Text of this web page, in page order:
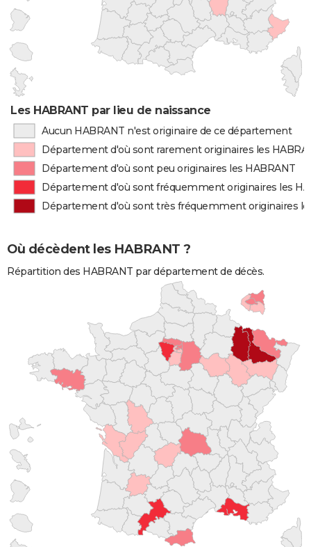
Les HABRANT par lieu de naissance
Aucun HABRANT n'est originaire de ce département
Département d'où sont rarement originaires les
Département d'où sont peu originaires les HABRANT
Département d'où sont fréquemment originaires les
Département d'où sont très fréquemment originaires
Où décèdent les HABRANT ?
Répartition des HABRANT par département de décès.